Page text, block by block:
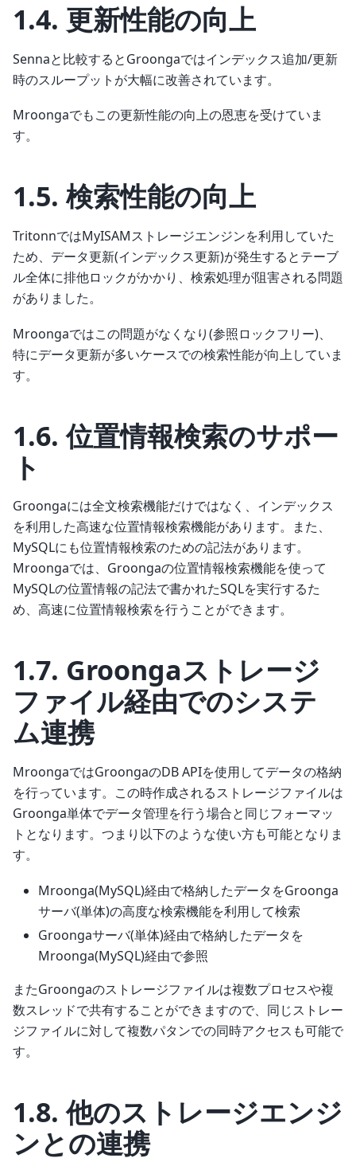
1.4. 更新性能の向上
Sennaと比較するとGroongaではインデックス追加/更新
時のスループットが大幅に改善されています。
Mroongaでもこの更新性能の向上の恩恵を受けていま
す。
1.5. 検索性能の向上
TritonnではMyISAMストレージエンジンを利用していた
ため、データ更新(インデックス更新)が発生するとテーブ
ル全体に排他ロックがかかり、検索処理が阻害される問題
がありました。
Mroongaではこの問題がなくなり(参照ロックフリー)、
特にデータ更新が多いケースでの検索性能が向上していま
す。
1.6.位置情報検索のサポー
ト
Groongaには全文検索機能だけではなく、インデックス
を利用した高速な位置情報検索機能があります。また、
MySQLにも位置情報検索のための記法があります。
Mroongaでは、Groongaの位置情報検索機能を使って
MySQLの位置情報の記法で書かれたSQLを実行するた
め、高速に位置情報検索を行うことができます。
1.7. Groongaストレージ
ファイル経由でのシステ
ム連携
MroongaではGroongaのDB APIを使用してデータの格納
を行っています。この時作成されるストレージファイルは
Groonga単体でデータ管理を行う場合と同じフォーマッ
トとなります。つまり以下のような使い方も可能となりま
す。
Mroonga(MySQL)経由で格納したデータをGroonga
サーバ(単体)の高度な検索機能を利用して検索
Groongaサーバ(単体)経由で格納したデータを
Mroonga(MySQL)経由で参照
またGroongaのストレージファイルは複数プロセスや複
数スレッドで共有することができますので、同じストレー
ジファイルに対して複数パタンでの同時アクセスも可能で
す。
1.8.他のストレージエンジ
ンとの連携